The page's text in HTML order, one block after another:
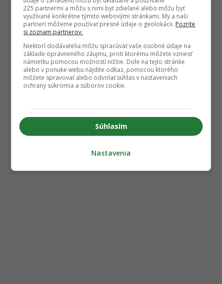
225 partnermi a môžu s nimi byť zdieľané alebo môžu byť
využívané konkrétne týmito webovými stránkami. My a naši
partneri môžeme používať presné údaje o geolokácii. Pozrite
si zoznam partnerov.
Niektorí dodávatelia môžu spracúvať vaše osobné údaje na
základe oprávneného záujmu, proti ktorému môžete vzniesť
námietku pomocou možností nižšie. Dole na tejto stránke
alebo v ponuke webu nájdite odkaz, pomocou ktorého
môžete spravovať alebo odvolať súhlas v nastaveniach
ochrany súkromia a súborov cookie.
Súhlasím
Nastavenia